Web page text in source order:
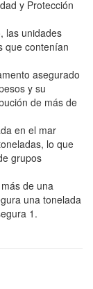
y Protección
las unidades
que contenían
asegurado
y su
de más de
en el mar
lo que
grupos
de una
una tonelada
1.